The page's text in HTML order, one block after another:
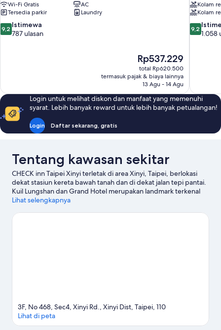
Wi-Fi Gratis
AC
Tersedia parkir
Laundry
9.2
dari
9,2 Istimewa
787 ulasan
Harga
sekarang
Rp537.229
Rp537.229
total Rp620.500
termasuk pajak & biaya lainnya
13 Agu - 14 Agu
Kolam
Kolam
9.2
dari
9,2
1.058
Login untuk melihat diskon dan manfaat yang memenuhi
syarat. Lebih banyak reward untuk lebih banyak petualangan!
Login Daftar sekarang, gratis
Tentang kawasan sekitar
CHECK inn Taipei Xinyi terletak di area Xinyi, Taipei, berlokasi
dekat stasiun kereta bawah tanah dan di dekat jalan tepi pantai.
Kuil Lungshan dan Grand Hotel merupakan landmark terkenal
kawasan ini, sementara keindahan alamnya bisa Anda temukan
kegiatan atau permainan di Taipei Arena, dan pertimbangkan
Lihat selengkapnya
3F, No 468, Sec4, Xinyi Rd., Xinyi Dist, Taipei, 110
Lihat di peta